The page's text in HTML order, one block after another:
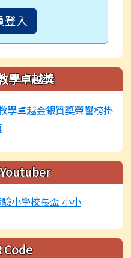
登入
學卓越獎
Code